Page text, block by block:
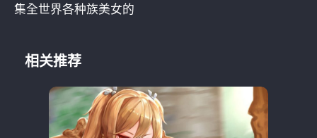
集全世界各种族美女的
相关推荐